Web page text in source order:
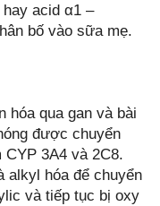
acid α1 –
bố vào sữa mẹ.
hóa qua gan và bài
được chuyển
3A4 và 2C8.
alkyl hóa để chuyển
và tiếp tục bị oxy